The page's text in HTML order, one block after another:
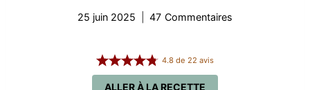
25 juin 2025 47 Commentaires
ALLER À LA RECETTE
4.8 de 22 avis